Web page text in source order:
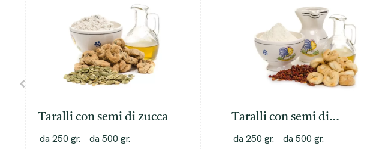
Taralli con semi di zucca
da 250 gr.
da 500 gr.
Taralli con semi di
peperoncino
da 250 gr.
da 500 gr.